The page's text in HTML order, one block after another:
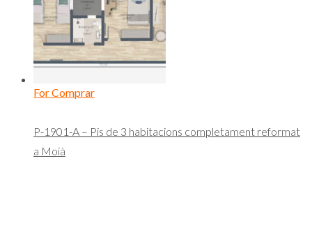
For Comprar
P-1901-A – Pis de 3 habitacions completament reformat
a Moià